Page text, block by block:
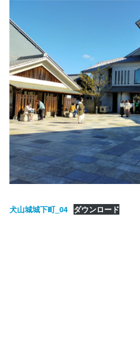
犬山城城下町_04 ダウンロード